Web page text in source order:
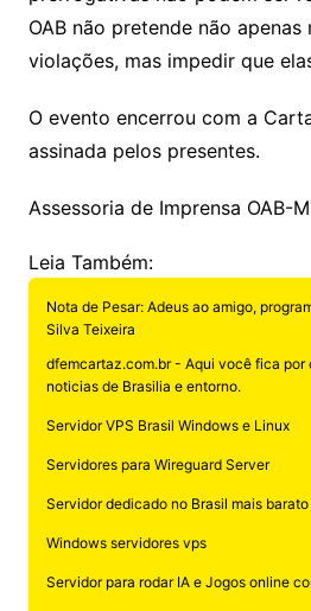
OAB não pretende não
violações, mas impedir que
O evento encerrou com a
assinada pelos presentes.
Assessoria de Imprensa OAB-
Leia Também:
Nota de Pesar: Adeus ao amigo,
Silva Teixeira
dfemcartaz.com.br - Aqui você fica por
noticias de Brasilia e entorno.
Servidor VPS Brasil Windows e Linux
Servidores para Wireguard Server
Servidor dedicado no Brasil mais barato
Windows servidores vps
Servidor para rodar IA e Jogos online